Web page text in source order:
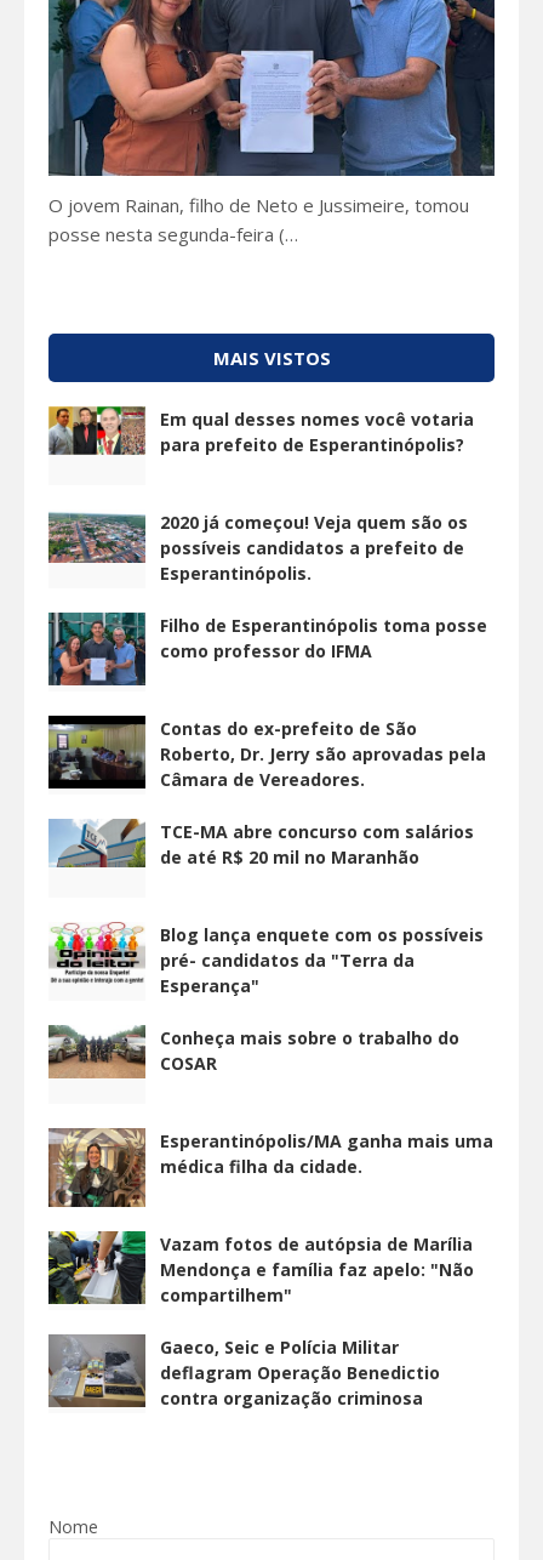
O jovem Rainan, filho de Neto e Jussimeire, tomou
posse nesta segunda-feira (…
MAIS VISTOS
Em qual desses nomes você votaria
para prefeito de Esperantinópolis?
2020 já começou! Veja quem são os
possíveis candidatos a prefeito de
Esperantinópolis.
Filho de Esperantinópolis toma posse
como professor do IFMA
Contas do ex-prefeito de São
Roberto, Dr. Jerry são aprovadas pela
Câmara de Vereadores.
TCE-MA abre concurso com salários
de até R$ 20 mil no Maranhão
Blog lança enquete com os possíveis
pré- candidatos da "Terra da
Esperança"
Conheça mais sobre o trabalho do
COSAR
Esperantinópolis/MA ganha mais uma
médica filha da cidade.
Vazam fotos de autópsia de Marília
Mendonça e família faz apelo: "Não
compartilhem"
Gaeco, Seic e Polícia Militar
deflagram Operação Benedictio
contra organização criminosa
Nome